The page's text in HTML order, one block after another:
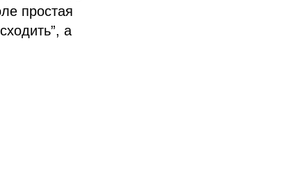
простая
а